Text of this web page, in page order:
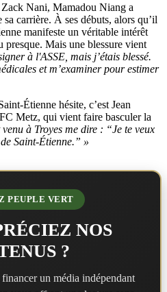
Nani, Mamadou Niang a
carrière. À ses débuts, alors qu’il
manifeste un véritable intérêt
presque. Mais une blessure vient
à l'ASSE, mais j’étais blessé.
et m’examiner pour estimer
Étienne hésite, c’est Jean
Metz, qui vient faire basculer la
à Troyes me dire : “Je te veux
Saint-Étienne.” »
PEUPLE VERT
NOS
?
un média indépendant